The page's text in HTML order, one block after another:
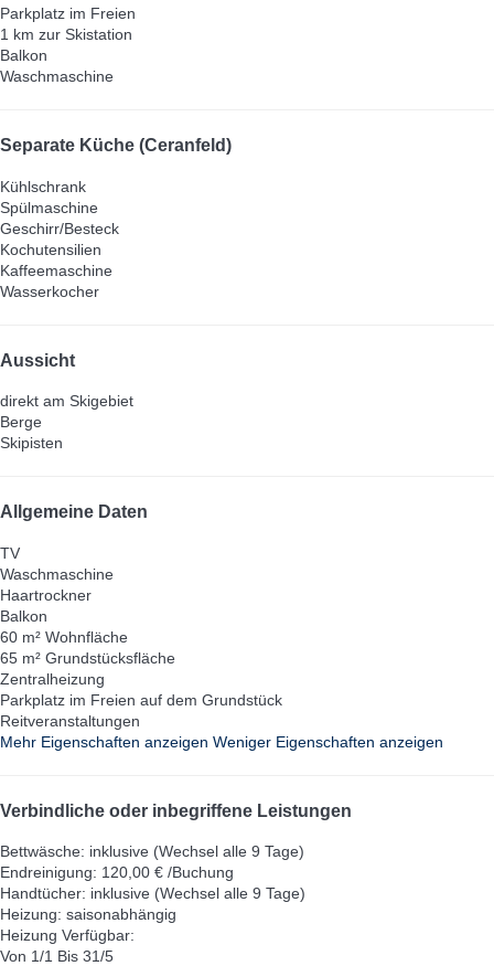
Parkplatz im Freien
1 km zur Skistation
Balkon
Waschmaschine
Separate Küche (Ceranfeld)
Kühlschrank
Spülmaschine
Geschirr/Besteck
Kochutensilien
Kaffeemaschine
Wasserkocher
Aussicht
direkt am Skigebiet
Berge
Skipisten
Allgemeine Daten
TV
Waschmaschine
Haartrockner
Balkon
60 m² Wohnfläche
65 m² Grundstücksfläche
Zentralheizung
Parkplatz im Freien auf dem Grundstück
Reitveranstaltungen
Mehr Eigenschaften anzeigen Weniger Eigenschaften anzeigen
Verbindliche oder inbegriffene Leistungen
Bettwäsche: inklusive (Wechsel alle 9 Tage)
Endreinigung: 120,00 € /Buchung
Handtücher: inklusive (Wechsel alle 9 Tage)
Heizung: saisonabhängig
Heizung Verfügbar:
Von 1/1 Bis 31/5